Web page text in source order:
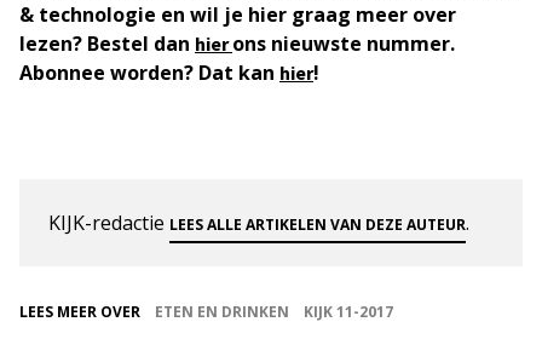
& technologie en wil je hier graag meer over
lezen? Bestel dan hierons nieuwste nummer.
Abonnee worden? Dat kan hier!
KIJK-redactie LEES ALLE ARTIKELEN VAN DEZE AUTEUR.
LEES MEER OVER ETEN EN DRINKEN
KIJK 11-2017